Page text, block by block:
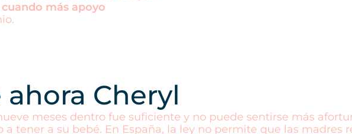
más apoyo
Cheryl
meses dentro fue suficiente y no puede sentirse más
tener a su bebé. En España, la ley no permite que las madres